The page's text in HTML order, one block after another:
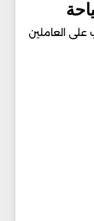
على العاملين